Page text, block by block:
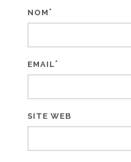
NOM *
EMAIL*
SITE WEB